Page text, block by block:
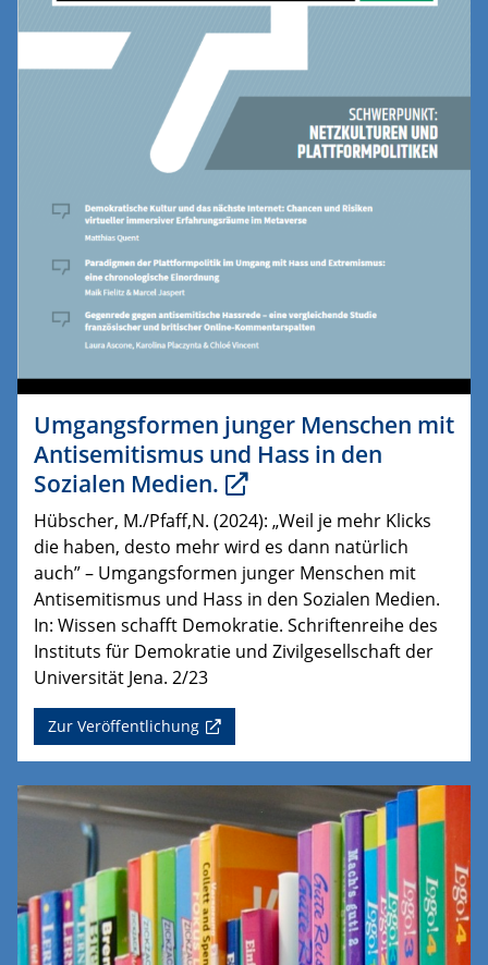
Umgangsformen junger Menschen mit
Antisemitismus und Hass in den
Sozialen Medien.
Hübscher, M./Pfaff,N. (2024): „Weil je mehr Klicks
die haben, desto mehr wird es dann natürlich
auch” – Umgangsformen junger Menschen mit
Antisemitismus und Hass in den Sozialen Medien.
In: Wissen schafft Demokratie. Schriftenreihe des
Instituts für Demokratie und Zivilgesellschaft der
Universität Jena. 2/23
Zur Veröffentlichung